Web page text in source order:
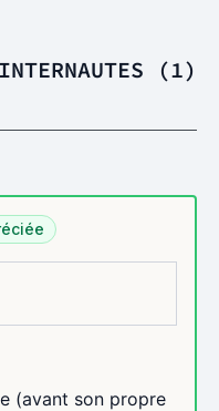
(1)
(avant son propre